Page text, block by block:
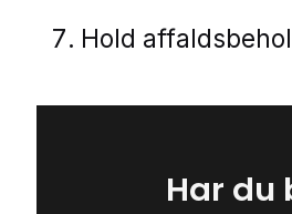
Hold
Har